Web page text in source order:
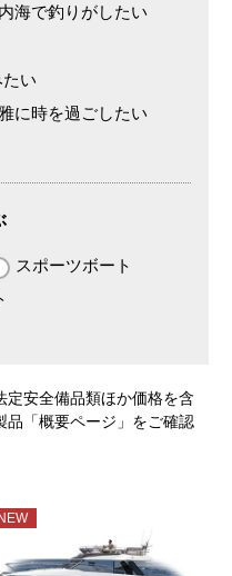
内海で釣りがしたい
い
に時を過ごしたい
スポーツボート
定安全備品類ほか価格を含
品「概要ページ」をご確認